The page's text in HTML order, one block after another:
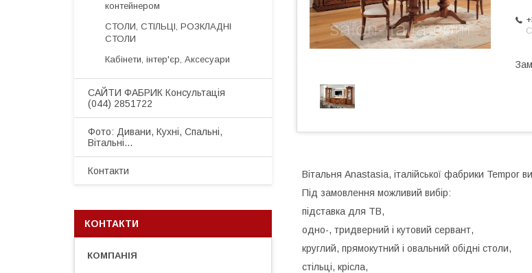
Вітальня Anastasia, італійської фабрики Tempor
Під замовлення можливий вибір:
підставка для ТВ,
одно-, тридверний і кутовий сервант,
круглий, прямокутний і овальний обідні столи,
стільці, крісла,
контейнером
СТОЛИ, СТІЛЬЦІ, РОЗКЛАДНІ
СТОЛИ
Кабінети, інтер'єр, Аксесуари
САЙТИ ФАБРИК Консультація
(044) 2851722
Фото: Дивани, Кухні, Спальні,
Вітальні...
Контакти
КОНТАКТИ